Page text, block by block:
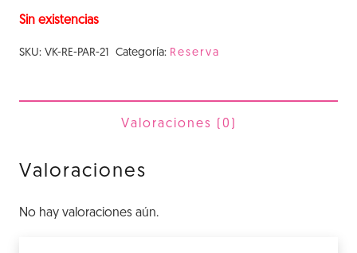
Sin existencias
SKU: VK-RE-PAR-21 Categoría: Reserva
Valoraciones (0)
Valoraciones
No hay valoraciones aún.